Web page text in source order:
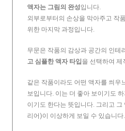
액자는 그림의 완성입니다.
외부로부터의 손상을 막아주고 작
위한 마지막 과정입니다.
무문은 작품의 감상과 공간의 인테
고 심플한 액자 타입 을 선택하여 제
같은 작품이라도 어떤 액자를 씌우
보입니다. 이는 더 좋아 보이기도
이기도 한다는 뜻입니다. 그리고 그
리어)이 이상하게 보일 수 있습니다.